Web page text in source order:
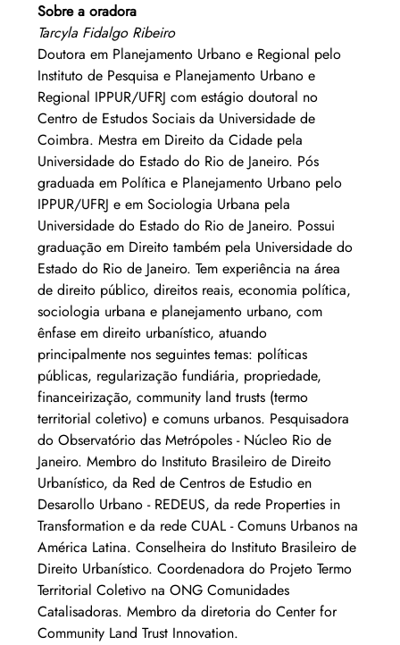
Sobre a oradora
Tarcyla Fidalgo Ribeiro
Doutora em Planejamento Urbano e Regional pelo
Instituto de Pesquisa e Planejamento Urbano e
Regional IPPUR/UFRJ com estágio doutoral no
Centro de Estudos Sociais da Universidade de
Coimbra. Mestra em Direito da Cidade pela
Universidade do Estado do Rio de Janeiro. Pós
graduada em Política e Planejamento Urbano pelo
IPPUR/UFRJ e em Sociologia Urbana pela
Universidade do Estado do Rio de Janeiro. Possui
graduação em Direito também pela Universidade do
Estado do Rio de Janeiro. Tem experiência na área
de direito público, direitos reais, economia política,
sociologia urbana e planejamento urbano, com
ênfase em direito urbanístico, atuando
principalmente nos seguintes temas: políticas
públicas, regularização fundiária, propriedade,
financeirização, community land trusts (termo
territorial coletivo) e comuns urbanos. Pesquisadora
do Observatório das Metrópoles - Núcleo Rio de
Janeiro. Membro do Instituto Brasileiro de Direito
Urbanístico, da Red de Centros de Estudio en
Desarollo Urbano - REDEUS, da rede Properties in
Transformation e da rede CUAL - Comuns Urbanos na
América Latina. Conselheira do Instituto Brasileiro de
Direito Urbanístico. Coordenadora do Projeto Termo
Territorial Coletivo na ONG Comunidades
Catalisadoras. Membro da diretoria do Center for
Community Land Trust Innovation.